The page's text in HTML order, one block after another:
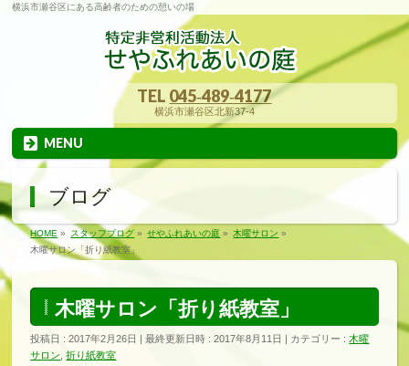
横浜市瀬谷区にある高齢者のための憩いの場
TEL 045‐489‐4177
横浜市瀬谷区北新37-4
MENU
ブログ
HOME » スタッフブログ » せやふれあいの庭 » 木曜サロン »
木曜サロン「折り紙教室」
木曜サロン「折り紙教室」
投稿日 : 2017年2月26日 最終更新日時 : 2017年8月11日 カテゴリー :木曜
サロン ,折り紙教室